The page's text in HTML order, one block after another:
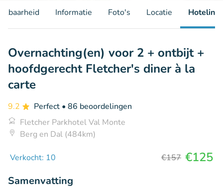
Informatie Foto's Locatie Hotelinfo
Overnachting(en) voor 2 + ontbijt +
hoofdgerecht Fletcher's diner à la
carte
9.2 Perfect • 86 beoordelingen
Fletcher Parkhotel Val Monte
Berg en Dal (484km)
Verkocht: 10 €157 €125
Samenvatting